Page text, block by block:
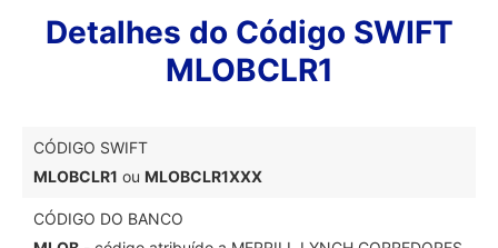
Detalhes do Código SWIFT
MLOBCLR1
CÓDIGO SWIFT
MLOBCLR1 ou MLOBCLR1XXX
CÓDIGO DO BANCO